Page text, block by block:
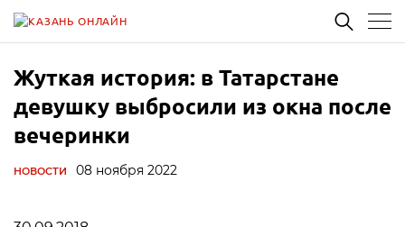
Жуткая история: в Татарстане
девушку выбросили из окна после
вечеринки
НОВОСТИ 08 ноября 2022